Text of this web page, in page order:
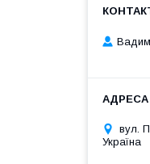
вул.
Україна